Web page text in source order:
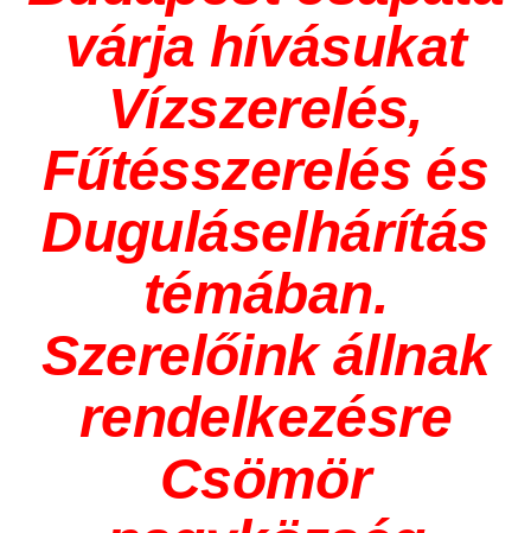
várja hívásukat
Vízszerelés,
Fűtésszerelés és
Duguláselhárítás
témában.
Szerelőink állnak
rendelkezésre
Csömör